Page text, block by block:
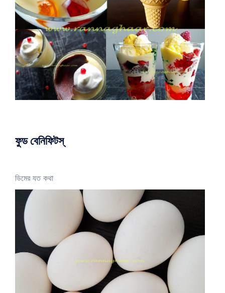
ফুড বেনিফিটস্
ডিমের যত কথা